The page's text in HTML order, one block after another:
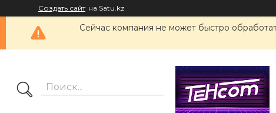
Создать сайт на Satu.kz
Сейчас компания не может быстро